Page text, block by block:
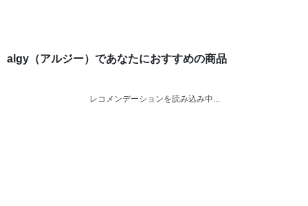
algy（アルジー）であなたにおすすめの商品
レコメンデーションを読み込み中...